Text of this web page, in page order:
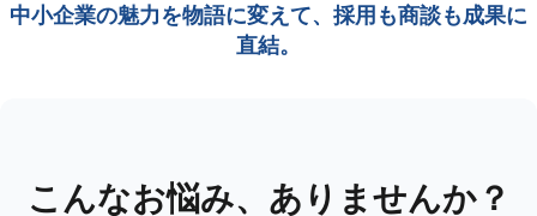
中小企業の魅力を物語に変えて、採用も商談も成果に
直結。
こんなお悩み、ありませんか？